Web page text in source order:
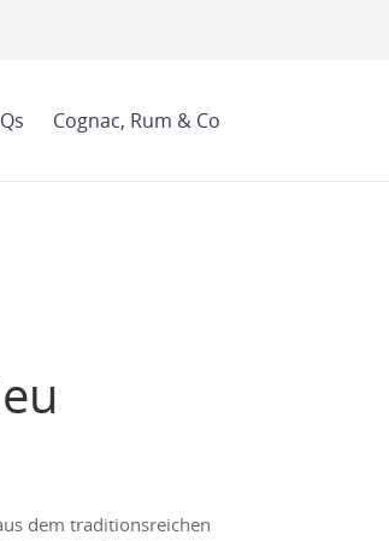
Cognac, Rum & Co
dem traditionsreichen